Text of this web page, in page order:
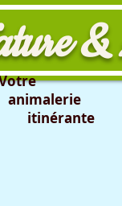
animalerie
itinérante
&